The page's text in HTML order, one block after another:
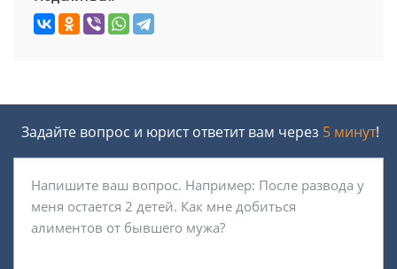
Задайте вопрос и юрист ответит вам через 5 минут!